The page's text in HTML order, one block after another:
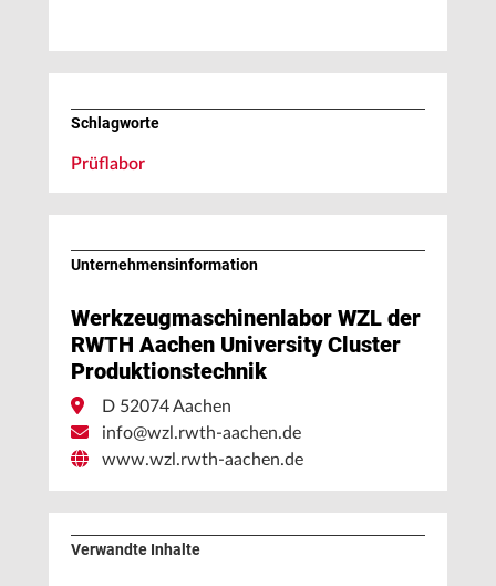
Schlagworte
Prüflabor
Unternehmens­information
Werkzeugmaschinenlabor WZL der
RWTH Aachen University Cluster
Produktionstechnik
D 52074 Aachen
info@wzl.rwth-aachen.de
www.wzl.rwth-aachen.de
Verwandte Inhalte